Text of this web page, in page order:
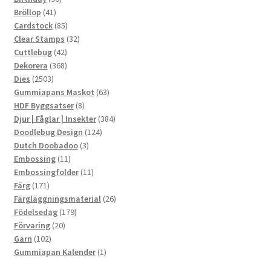
Bröllop 4141
produkter
Cardstock 8585
produkter
Clear Stamps 3232
Cuttlebug 4242
produkter
Dekorera 368368
Dies 25032503
produkter
Gummiapans Maskot 6363
HDF Byggsatser 88
produkter
Djur | Fåglar | Insekter 384384
Doodlebug Design 124124
Dutch Doobadoo 33
Embossing 1111
produkter
Embossingfolder 1111
Färg 171171
produkter
Färgläggningsmaterial 2626
Födelsedag 179179
Förvaring 2020
Garn 102102
produkter
Gummiapan Kalender 11